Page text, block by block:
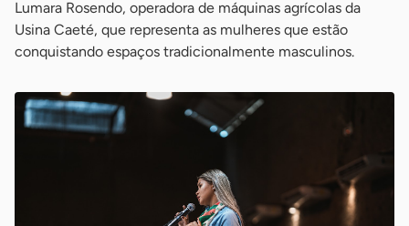
Lumara Rosendo, operadora de máquinas agrícolas da
Usina Caeté, que representa as mulheres que estão
conquistando espaços tradicionalmente masculinos.